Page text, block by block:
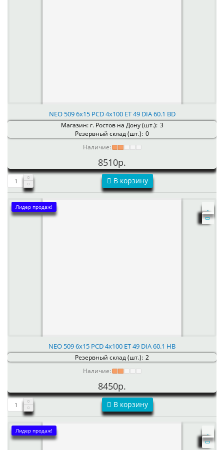
NEO 509 6x15 PCD 4x100 ET 49 DIA 60.1 BD
Магазин: г. Ростов на Дону (шт.): 3
Резервный склад (шт.): 0
Наличие:
8510р.
В корзину
Лидер продаж!
NEO 509 6x15 PCD 4x100 ET 49 DIA 60.1 HB
Резервный склад (шт.): 2
Наличие:
8450р.
В корзину
Лидер продаж!